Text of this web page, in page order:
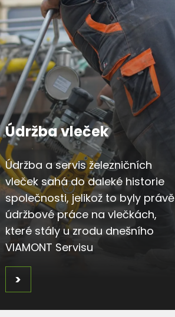
Údržba vleček
Údržba a servis železničních
vleček sahá do daleké historie
společnosti, jelikož to byly právě
údržbové práce na vlečkách,
které stály u zrodu dnešního
VIAMONT Servisu